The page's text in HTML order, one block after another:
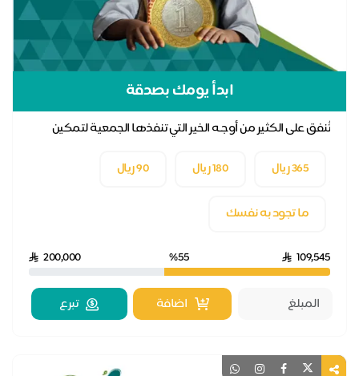
ابدأ يومك بصدقة
تُنفق على الكثير من أوجـه الخير التي تنفذها الجمعية لتمكين
ما تجود به نفسك
109,545
200,000
اضافة تبرع